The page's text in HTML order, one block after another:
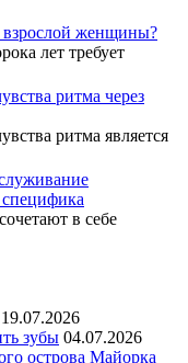
взрослой женщины?
лет требует
ритма через
ритма является
в себе
19.07.2026
зубы 04.07.2026
острова Майорка